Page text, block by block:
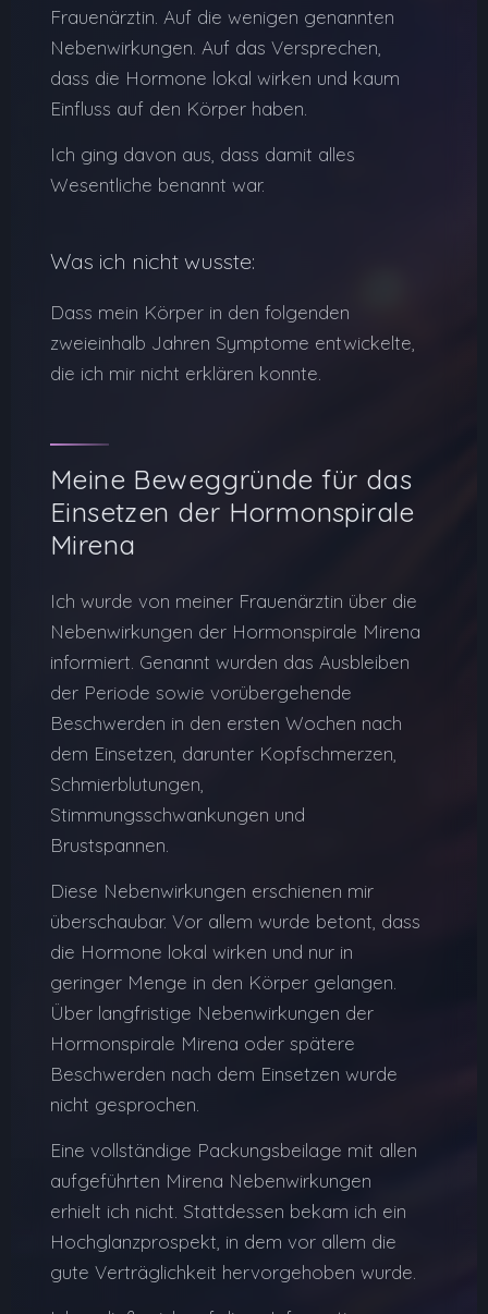
Frauenärztin. Auf die wenigen genannten
Nebenwirkungen. Auf das Versprechen,
dass die Hormone lokal wirken und kaum
Einfluss auf den Körper haben.
Ich ging davon aus, dass damit alles
Wesentliche benannt war.
Was ich nicht wusste:
Dass mein Körper in den folgenden
zweieinhalb Jahren Symptome entwickelte,
die ich mir nicht erklären konnte.
Meine Beweggründe für das
Einsetzen der Hormonspirale
Mirena
Ich wurde von meiner Frauenärztin über die
Nebenwirkungen der Hormonspirale Mirena
informiert. Genannt wurden das Ausbleiben
der Periode sowie vorübergehende
Beschwerden in den ersten Wochen nach
dem Einsetzen, darunter Kopfschmerzen,
Schmierblutungen,
Stimmungsschwankungen und
Brustspannen.
Diese Nebenwirkungen erschienen mir
überschaubar. Vor allem wurde betont, dass
die Hormone lokal wirken und nur in
geringer Menge in den Körper gelangen.
Über langfristige Nebenwirkungen der
Hormonspirale Mirena oder spätere
Beschwerden nach dem Einsetzen wurde
nicht gesprochen.
Eine vollständige Packungsbeilage mit allen
aufgeführten Mirena Nebenwirkungen
erhielt ich nicht. Stattdessen bekam ich ein
Hochglanzprospekt, in dem vor allem die
gute Verträglichkeit hervorgehoben wurde.